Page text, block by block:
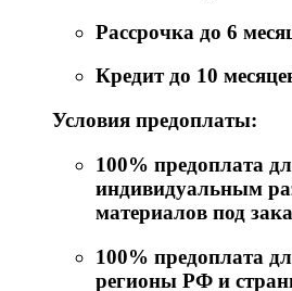
Рассрочка до 6
Кредит до 10
Условия предоплаты:
100% предоплата
индивидуальным
материалов под
100% предоплата
регионы РФ и